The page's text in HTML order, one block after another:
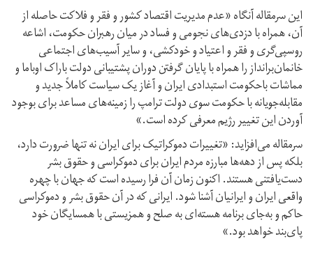
این سرمقاله آنگاه «عدم مدیریت اقتصاد کشور و فقر و فلاکت حاصله از
آن، همراه با دزدی‌های نجومی و فساد در میان رهبران حکومت، اشاعه
روسپی‌گری و فقر و اعتیاد و خودکشی، و سایر آسیب‌های اجتماعی
خانمان‌برانداز را همراه با پایان گرفتن دوران پشتیبانی دولت باراک اوباما و
مماشات باحکومت استبدادی ایران و آغاز یک سیاست کاملاً جدید و
مقابله‌جویانه با حکومت سوی دولت ترامپ را زمینه‌های مساعد برای بوجود
آوردن این تغییر رژیم معرفی کرده است.»
سرمقاله می‌افزاید: «تغییرات دموکراتیک برای ایران نه تنها ضرورت دارد،
بلکه پس از دهه‌ها مبارزه مردم ایران برای دموکراسی و حقوق بشر
دست‌یافتنی هستند. اکنون زمان آن فرا رسیده است که جهان با چهره
واقعی ایران و ایرانیان آشنا شود. ایرانی که در آن حقوق بشر و دموکراسی
حاکم و به‌جای برنامه هسته‌ای به صلح و همزیستی با همسایگان خود
پای‌بند خواهد بود.»